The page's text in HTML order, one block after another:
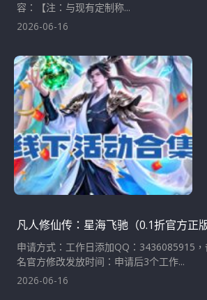
容：【注：与现有定制称...
2026-06-16
凡人修仙传：星海飞驰（0.1折官方正
申请方式：工作日添加QQ：3436085915
名官方修改发放时间：申请后3个工作...
2026-06-16